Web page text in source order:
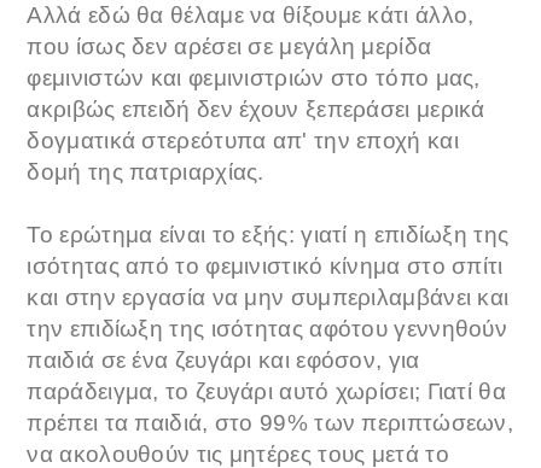
Αλλά εδώ θα θέλαμε να θίξουμε κάτι άλλο,
που ίσως δεν αρέσει σε μεγάλη μερίδα
φεμινιστών και φεμινιστριών στο τόπο μας,
ακριβώς επειδή δεν έχουν ξεπεράσει μερικά
δογματικά στερεότυπα απ' την εποχή και
δομή της πατριαρχίας.
Το ερώτημα είναι το εξής: γιατί η επιδίωξη της
ισότητας από το φεμινιστικό κίνημα στο σπίτι
και στην εργασία να μην συμπεριλαμβάνει και
την επιδίωξη της ισότητας αφότου γεννηθούν
παιδιά σε ένα ζευγάρι και εφόσον, για
παράδειγμα, το ζευγάρι αυτό χωρίσει; Γιατί θα
πρέπει τα παιδιά, στο 99% των περιπτώσεων,
να ακολουθούν τις μητέρες τους μετά το